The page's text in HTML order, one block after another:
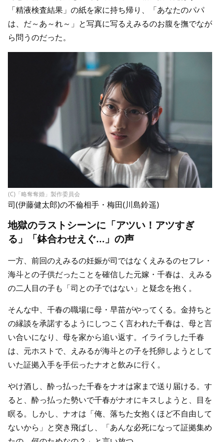
「精液検査結果」の紙を家に持ち帰り、「あなたのパパ
は、だ～あ～れ～」と写真に写るえみるのお腹を撫でなが
ら問うのだった。
(C)「略奪奪婚」製作委員会
司(伊藤健太郎)の不倫相手・梅田(川島鈴遥)
地獄のラストシーンに「アツい！アツすぎ
る」「鉢合わせえぐ…」の声
一方、前回のえみるの妊娠が司ではなくえみるのセフレ・
海斗との子供だったことを確信した元嫁・千春は、えみる
の二人目の子も「司との子ではない」と疑念を抱く。
そんな中、千春の職場に母・早苗がやってくる。金持ちと
の縁談を承諾するようにしつこく言われた千春は、母と言
い合いになり、母を家から追い返す。イライラした千春
は、元ホストで、えみるが海斗との子を托卵しようとして
いた証拠入手を手伝ったナオと飲みに行く。
やけ酒し、酔っ払った千春をナオは家まで送り届ける。す
ると、酔っ払った勢いで千春がナオにキスしようと、目を
瞑る。しかし、ナオは「俺、落ちた女抱くほど不自由して
ないから」と突き飛ばし、「あんな必死になって証拠集め